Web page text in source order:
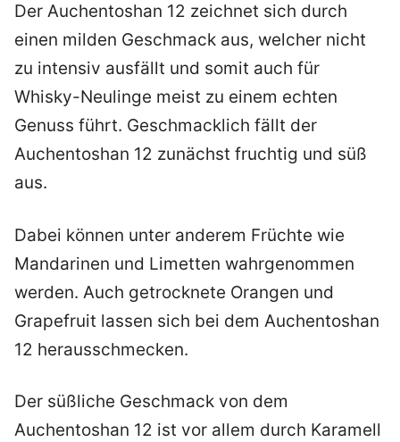
Der Auchentoshan 12 zeichnet sich durch
einen milden Geschmack aus, welcher nicht
zu intensiv ausfällt und somit auch für
Whisky-Neulinge meist zu einem echten
Genuss führt. Geschmacklich fällt der
Auchentoshan 12 zunächst fruchtig und süß
aus.
Dabei können unter anderem Früchte wie
Mandarinen und Limetten wahrgenommen
werden. Auch getrocknete Orangen und
Grapefruit lassen sich bei dem Auchentoshan
12 herausschmecken.
Der süßliche Geschmack von dem
Auchentoshan 12 ist vor allem durch Karamell